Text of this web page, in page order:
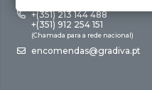
+(351) 213 144 488
+(351) 912 254 151
(Chamada para a rede nacional)
encomendas@gradiva.pt